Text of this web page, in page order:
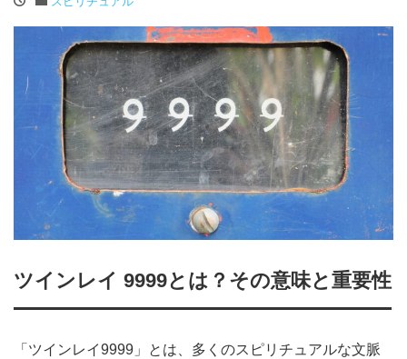
ツインレイ 9999とは？その意味と重要性
「ツインレイ9999」とは、多くのスピリチュアルな文脈